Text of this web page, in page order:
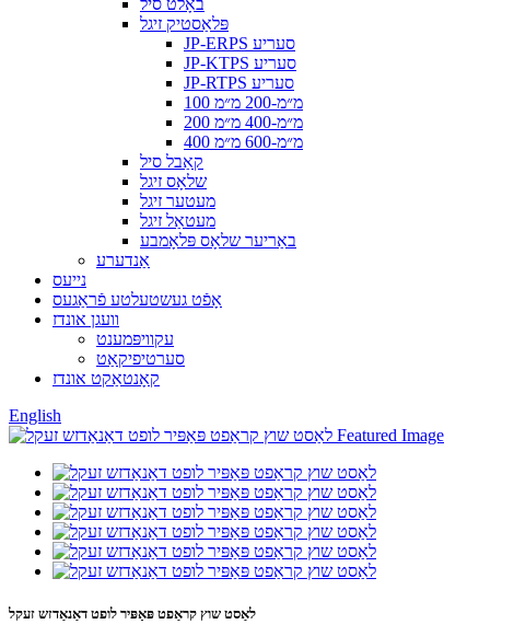
באָלט סיל
פּלאַסטיק זיגל
JP-ERPS סעריע
JP-KTPS סעריע
JP-RTPS סעריע
100 מ״מ-200 מ״מ
200 מ״מ-400 מ״מ
400 מ״מ-600 מ״מ
קאַבל סיל
שלאָס זיגל
מעטער זיגל
מעטאַל זיגל
באַריער שלאָס פּלאָמבע
אַנדערע
נייעס
אָפֿט געשטעלטע פֿראַגעס
וועגן אונדז
עקוויפּמענט
סערטיפיקאַט
קאָנטאַקט אונדז
English
לאַסט שוץ קראַפט פּאַפּיר לופט דאַנאַדזש זעקל